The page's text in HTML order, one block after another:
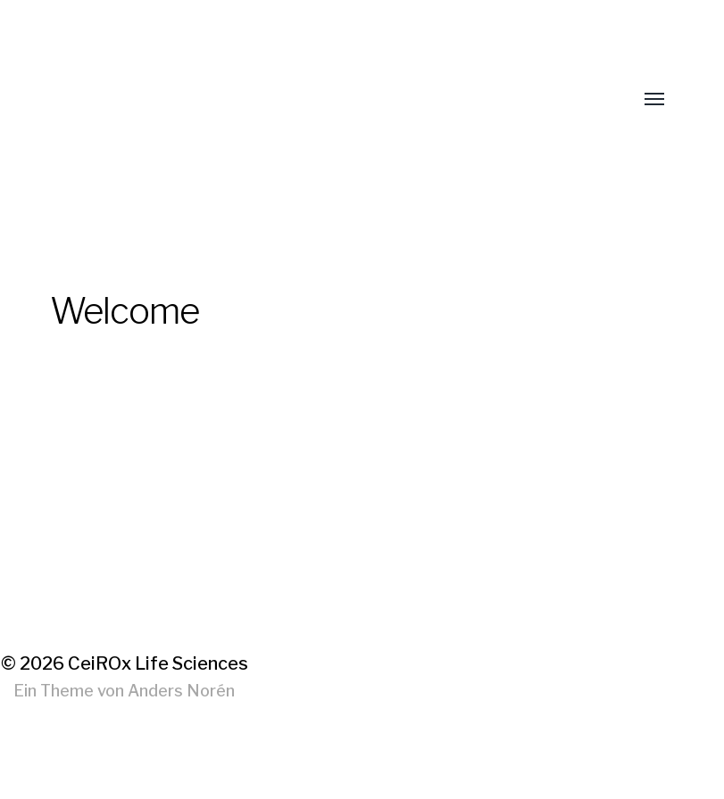
Welcome
© 2026 CeiROx Life Sciences
Ein Theme von Anders Norén